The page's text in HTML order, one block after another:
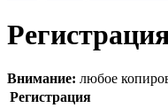
Внимание: любое
Регистрация